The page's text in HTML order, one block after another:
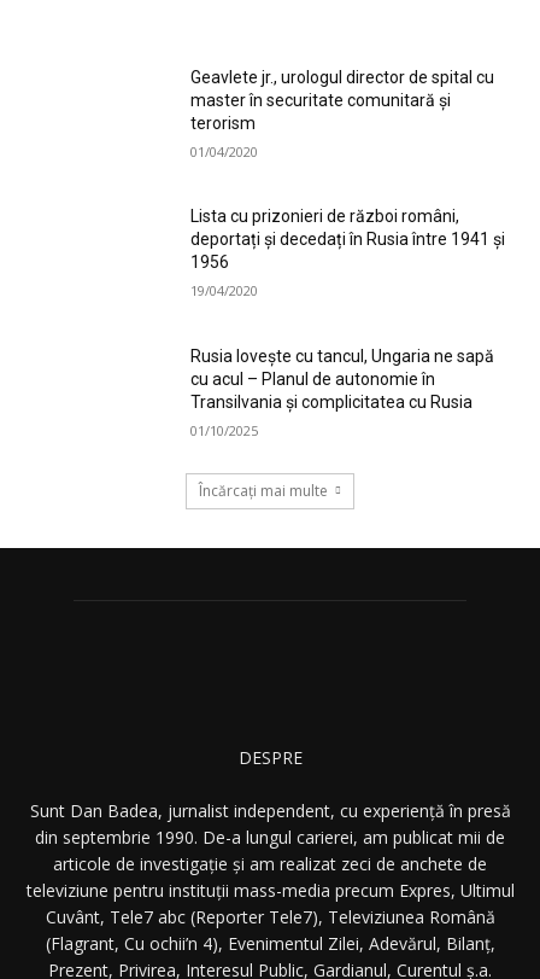
Geavlete jr., urologul director de spital cu
master în securitate comunitară și
terorism
01/04/2020
Lista cu prizonieri de război români,
deportați și decedați în Rusia între 1941 și
1956
19/04/2020
Rusia lovește cu tancul, Ungaria ne sapă
cu acul – Planul de autonomie în
Transilvania și complicitatea cu Rusia
01/10/2025
Încărcați mai multe
DESPRE
Sunt Dan Badea, jurnalist independent, cu experiență în presă
din septembrie 1990. De-a lungul carierei, am publicat mii de
articole de investigație și am realizat zeci de anchete de
televiziune pentru instituții mass-media precum Expres, Ultimul
Cuvânt, Tele7 abc (Reporter Tele7), Televiziunea Română
(Flagrant, Cu ochii’n 4), Evenimentul Zilei, Adevărul, Bilanț,
Prezent, Privirea, Interesul Public, Gardianul, Curentul ș.a.